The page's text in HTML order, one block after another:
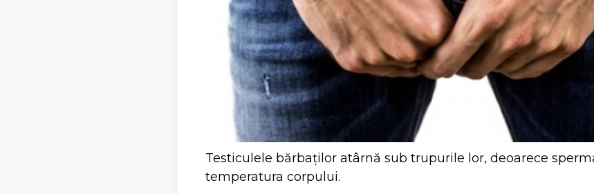
Testiculele bărbaților atârnă sub trupurile lor, deoarece
temperatura corpului.